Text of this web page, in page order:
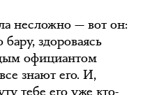
несложно — вот он:
здороваясь
официантом
знают его. И,
тебе его уже кто-